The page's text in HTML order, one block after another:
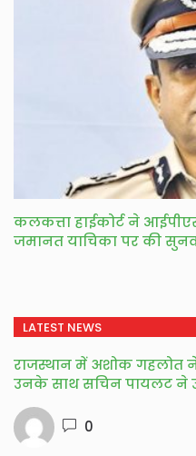
कलकत्ता हाईकोर्ट ने
जमानत याचिका पर की
LATEST NEWS
राजस्थान में अशोक गहलोत
उनके साथ सचिन पायलट ने
0